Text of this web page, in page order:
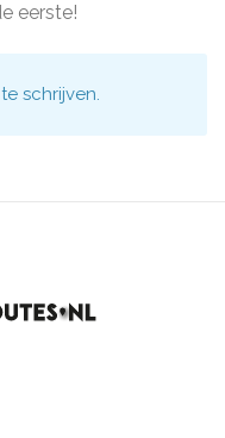
eerste!
schrijven.